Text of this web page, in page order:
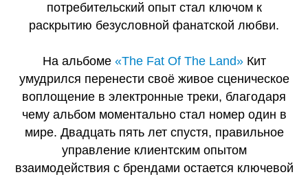
потребительский опыт стал ключом к
раскрытию безусловной фанатской любви.
На альбоме «The Fat Of The Land»Кит
умудрился перенести своё живое сценическое
воплощение в электронные треки, благодаря
чему альбом моментально стал номер один в
мире. Двадцать пять лет спустя, правильное
управление клиентским опытом
взаимодействия с брендами остается ключевой